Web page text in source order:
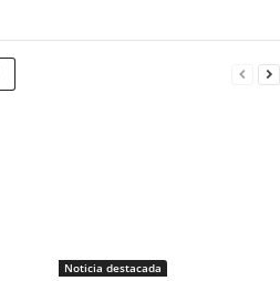
Noticia destacada